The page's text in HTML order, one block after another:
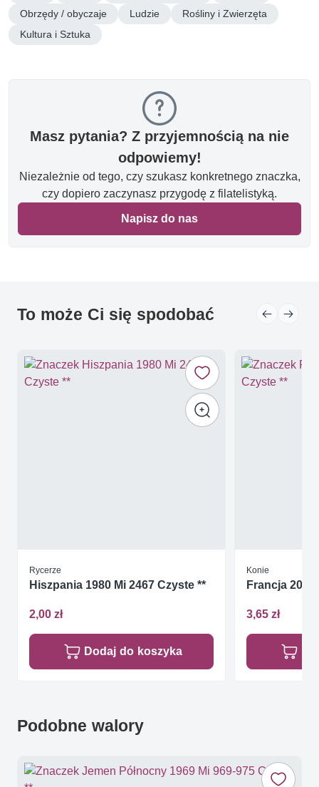
Obrzędy / obyczaje
Ludzie
Rośliny i Zwierzęta
Kultura i Sztuka
Masz pytania? Z przyjemnością na nie
odpowiemy!
Niezależnie od tego, czy szukasz konkretnego znaczka,
czy dopiero zaczynasz przygodę z filatelistyką.
Napisz do nas
To może Ci się spodobać
Rycerze
Hiszpania 1980 Mi 2467 Czyste **
2,00 zł
Dodaj do koszyka
Konie
Francja 2005
3,65 zł
Podobne walory